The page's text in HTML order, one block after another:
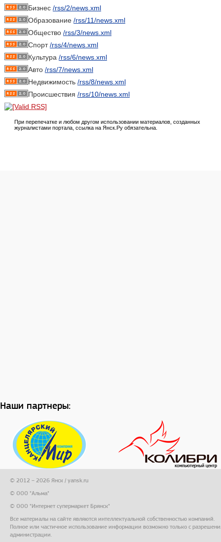
Бизнес /rss/2/news.xml
Образование /rss/11/news.xml
Общество /rss/3/news.xml
Спорт/rss/4/news.xml
Культура /rss/6/news.xml
Авто /rss/7/news.xml
Недвижимость /rss/8/news.xml
Происшествия /rss/10/news.xml
При перепечатке и любом другом использовании материалов, созданных
журналистами портала, ссылка на Янск.Ру обязательна.
Наши партнеры:
© 2012 – 2026 Янск / yansk.ru
© ООО "Альма"
© ООО "Интернет супермаркет Брянск"
Все материалы на сайте являются интеллектуальной собственностью компаний.
Полное или частичное использование информации возможно только с
администрации.